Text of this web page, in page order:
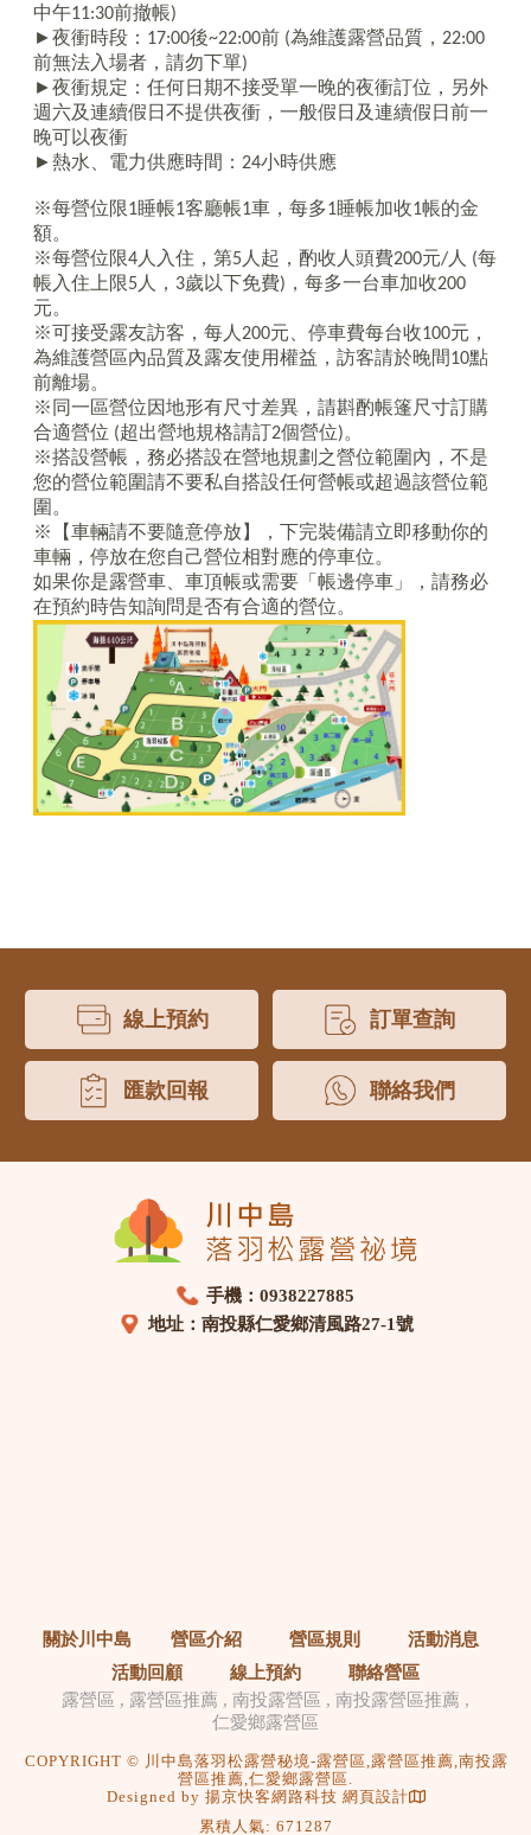
中午11:30前撤帳)
►夜衝時段： 17:00後~22:00前 (為維護露營品質， 22:00
前無法入場者，請勿下單)
►夜衝規定：任何日期不接受單一晚的夜衝訂位，另外
週六及連續假日不提供夜衝，一般假日及連續假日前一
晚可以夜衝
►熱水、電力供應時間： 24小時供應
※每營位限1睡帳1客廳帳1車，每多1睡帳加收1帳的金
額。
※每營位限4人入住，第5人起，酌收人頭費200元/人 (每
帳入住上限5人， 3歲以下免費) ，每多一台車加收200
元。
※可接受露友訪客，每人200元、停車費每台收100元，
為維護營區內品質及露友使用權益，訪客請於晚間10點
前離場。
※同一區營位因地形有尺寸差異，請斟酌帳篷尺寸訂購
合適營位 (超出營地規格請訂 2個營位)。
※搭設營帳，務必搭設在營地規劃之營位範圍內，不是
您的營位範圍請不要私自搭設任何營帳或超過該營位範
圍。
※【車輛請不要隨意停放】，下完裝備請立即移動你的
車輛，停放在您自己營位相對應的停車位。
如果你是露營車、車頂帳或需要「帳邊停車」，請務必
在預約時告知詢問是否有合適的營位。
線上預約 訂單查詢
匯款回報 聯絡我們
手機：0938227885
地址：南投縣仁愛鄉清風路27-1號
關於川中島 營區介紹 營區規則
活動消息
活動回顧
線上預約
聯絡營區
露營區
露營區推薦 南投露營區
南投露營區推薦
仁愛鄉露營區
COPYRIGHT © 川中島落羽松露營秘境-露營區,露營區推薦,南投露
營區推薦,仁愛鄉露營區.
Designed by 揚京快客網路科技 網頁設計
累積人氣: 671287